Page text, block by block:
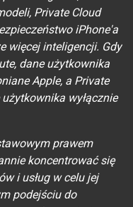
Private Cloud
iPhone'a
więcej inteligencji. Gdy
dane użytkownika
Apple, a Private
wyłącznie
prawem
koncentrować się
i usług w celu jej
podejściu do